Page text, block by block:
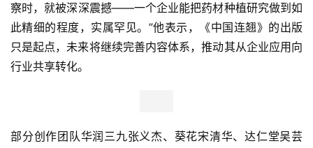
察时，就被深深震撼——一个企业能把药材种植研究做到如
此精细的程度，实属罕见。”他表示，《中国连翘》的出版
只是起点，未来将继续完善内容体系，推动其从企业应用向
行业共享转化。
部分创作团队华润三九张义杰、葵花宋清华、达仁堂吴芸